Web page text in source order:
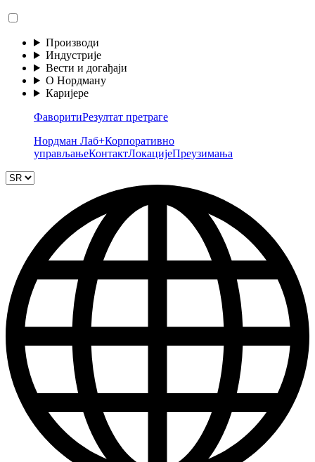
Производи
Индустрије
Вести и догађаји
О Нордману
Каријере
ФаворитиРезултат претраге
Нордман Лаб+Корпоративно
управљањеКонтактЛокацијеПреузимања